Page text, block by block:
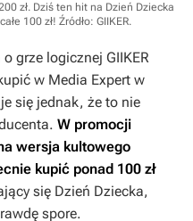
zł. Dziś ten hit na Dzień Dziecka
100 zł! Źródło: GIIKER.
o grze logicznej GIIKER
w Media Expert w
się jednak, że to nie
W promocji
wersja kultowego
kupić ponad 100 zł
się Dzień Dziecka,
spore.